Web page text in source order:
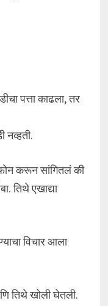
पत्ता काढला, तर
नव्हती.
फोन करून सांगितलं की
तिथे एखाद्या
विचार आला
तिथे खोली घेतली.